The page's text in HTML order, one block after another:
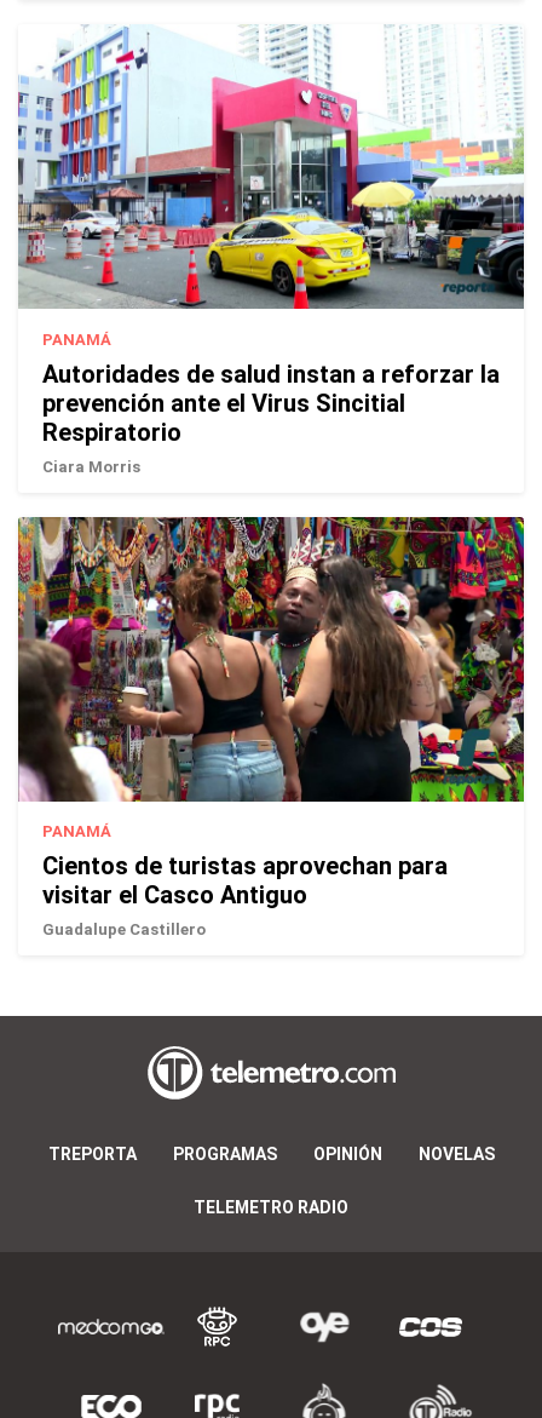
PANAMÁ
Autoridades de salud instan a reforzar la
prevención ante el Virus Sincitial
Respiratorio
Ciara Morris
PANAMÁ
Cientos de turistas aprovechan para
visitar el Casco Antiguo
Guadalupe Castillero
TREPORTA PROGRAMAS OPINIÓN NOVELAS
TELEMETRO RADIO